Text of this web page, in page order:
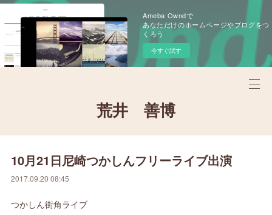
Ameba Owndで
あなただけのホームページやブログをつ
くろう
今すぐ試す
荒井 善博
10月21日尼崎つかしんフリーライブ出演
2017.09.20 08:45
つかしん街角ライブ